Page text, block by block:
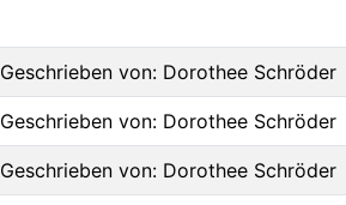
Geschrieben von: Dorothee Schröder
Geschrieben von: Dorothee Schröder
Geschrieben von: Dorothee Schröder